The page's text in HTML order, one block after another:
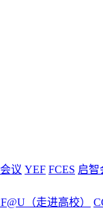
议 YEF FCES 启智
（走进高校）